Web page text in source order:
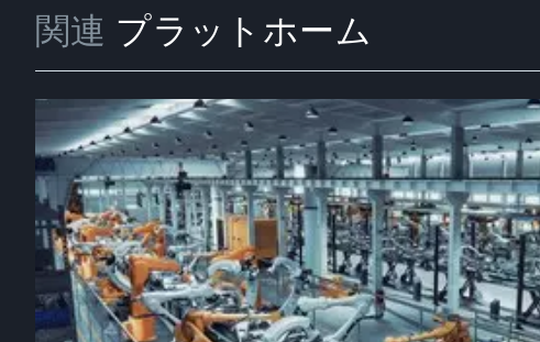
関連 プラットホーム